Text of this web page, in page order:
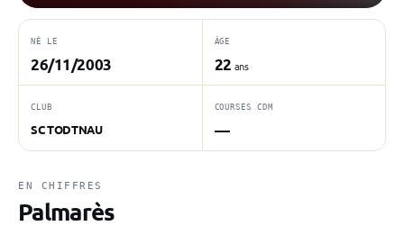
NÉ LE
26/11/2003
ÂGE
22 ans
CLUB
SC TODTNAU
COURSES CDM
—
EN CHIFFRES
Palmarès